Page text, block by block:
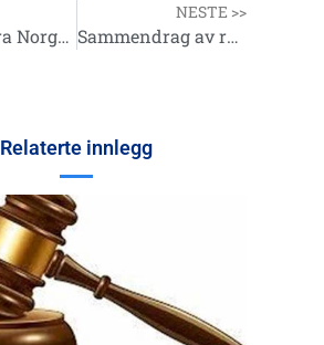
Protokoll fra Norges Havfiskerforbunds generalforsamling
NESTE >>
Sammendrag av referat fra styremøte 19-20.01.19
Relaterte innlegg